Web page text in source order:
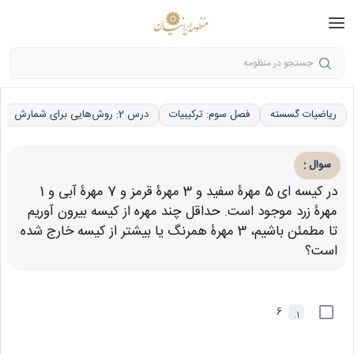
جستجو در منظومه
ریاضیات گسسته فصل سوم: ترکیبیات درس 2: روش‌هایی برای شمارش
سوال :
در کیسه ای 5 مهرۀ سفید و 3 مهرۀ قرمز و 7 مهرۀ آبی و 1
مهرۀ زرد موجود است. حداقل چند مهره از کیسه بیرون آوریم
تا مطمئن باشیم، 3 مهرۀ همرنگ یا بیشتر از کیسه خارج شده
است؟
1.
6